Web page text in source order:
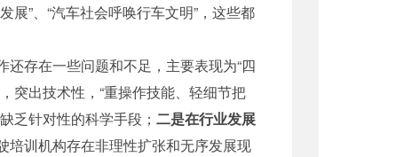
”、“汽车社会呼唤行车文明”，这些都
存在一些问题和不足，主要表现为“四
突出技术性，“重操作技能、轻细节把
乏针对性的科学手段； 二是在行业发展
培训机构存在非理性扩张和无序发展现